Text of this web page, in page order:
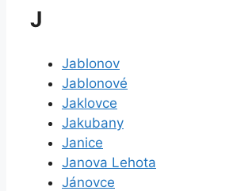
J
Jablonov
Jablonové
Jaklovce
Jakubany
Janice
Janova Lehota
Jánovce